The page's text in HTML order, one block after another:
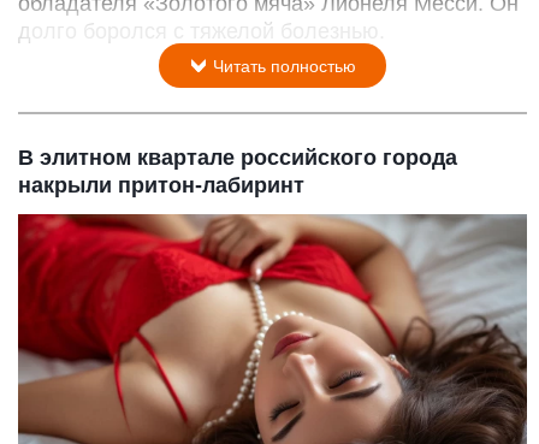
долго боролся с тяжелой болезнью.
Читать полностью
В элитном квартале российского города
накрыли притон-лабиринт